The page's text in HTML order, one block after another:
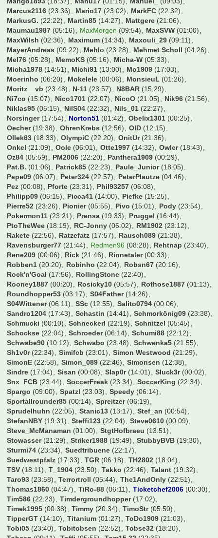
Marcus2116 (23:36) Mario17 (23:02) MarkFC (22:32)
MarkusG. (22:22) Martin85 (14:27) Mattgere (21:06)
Maumau1987 (05:16) MaxMorgen (09:54) MaxSVW (01:00)
MaxWilsh (02:36) Maximum (14:34) Maxouli_29 (09:11)
MayerAndreas (09:22) Mehlo (23:28) Mehmet Scholl (04:26)
Mel76 (05:28) MemoKS (05:16) Micha-W (05:33)
Micha1978 (14:51) Michi91 (13:00) Mo1909 (17:03)
Moerinho (06:20) Mokelele (00:06) MonsieuL (01:26)
Moritz__vb (23:48) N-11 (23:57) N8BAR (15:29)
Ni7co (15:07) Nico1701 (22:07) NicoO (21:05) Nik96 (21:56)
Niklas95 (05:15) NilS04 (22:32) Nils_01 (22:27)
Norsinger(17:54) Norton51 (01:42) Obelix1301 (00:25)
Oecher(19:38) OhrenKrebs (12:56) OlD (12:15)
Ollek63 (18:33) OlympiC (22:20) OnitUr(21:36)
Onkel (21:09) Oole (06:01) Otte1997 (14:32) Owler(18:43)
Oz84 (05:59) PM2006 (22:20) Panthera1909 (00:29)
Pat.B. (01:06) Patrick85 (22:23) Paule_Junior(18:05)
Pepe09 (06:07) Peter324 (22:57) PeterPlautze (04:46)
Pez (00:08) Pforte (23:31) Phil93257 (06:08)
Philipp09 (06:15) Picca41 (14:00) Piefke (15:25)
Pierre52 (23:26) Pionier(05:55) Pivo (15:01) Pody (23:54)
Pokermon11 (23:21) Prensa (19:33) Pruggel (16:44)
PtoTheWee (18:19) RC-Jonny (06:02) RM1902 (23:12)
Rakete (22:56) Ratzefatz (17:57) Rausch089 (21:38)
Ravensburger77 (21:44) Redmen96 (08:28) Rehtnap (23:40)
Rene209 (00:06) Rick (21:46) Rinnetaler(00:33)
Robben1 (20:20) Robinho (22:04) Robsn67 (20:16)
Rock'n'Goal (17:56) RollingStone (22:40)
Rooney1887 (00:20) Rosicky10 (05:57) Rothose1887 (01:13)
Roundhopper53 (03:17) S04Father(14:26)
S04Wittener(06:11) SSc (12:55) Salito0794 (00:06)
Sandro1204 (17:43) Schastin (14:41) Schmorkönig09 (23:38)
Schmucki (00:10) Schneckerl (22:19) Schnitzel (05:45)
Schockse (22:04) Schroeder(06:14) Schumi88 (22:12)
Schwabe90 (10:12) Schwabo (23:48) Schwenka5 (21:55)
Sh1v0r(22:34) Simifcb (23:01) Simon Westwood (21:29)
SimonE (22:58) Simon_089 (22:46) Simonsen (12:38)
Sindre (17:04) Sisan (00:08) Slap0r(14:01) Sluck3r(00:02)
Snx_FCB (23:44) SoccerFreak (23:34) SoccerKing (22:34)
Spargo (09:00) Spatzl (23:03) Speedy (06:14)
Sportallrounder85 (00:14) Spreitzer(06:19)
Sprudelhuhn (22:05) Stanic13 (13:17) Stef_an (00:54)
StefanNBY (19:31) Steffi123 (22:04) Steve0610 (00:09)
Steve_McManaman (01:00) StgtHofbraeu (13:51)
Stowasser(21:29) Striker1988 (19:49) StubbyBVB (19:30)
Sturmi74 (23:34) Suedtribuene (22:17)
Suedwestpfalz (17:33) TGR (06:18) TH2802 (18:04)
TSV (18:11) T_1904 (23:50) Takko (22:46) Talant (19:32)
Taro93 (23:58) Terrortroll (05:44) The1AndOnly (22:51)
Thomas1860 (04:47) TiRo-88 (06:11) Ticketchef2006 (00:30)
Tim586 (22:23) Timdergroundhopper(17:02)
Timek1995 (00:38) Timmy (20:34) TimoStr(05:50)
TipperGT (14:10) Titanium (01:27) ToDo1909 (21:03)
Tobi05 (23:40) Tobitobsen (22:52) Tobse32 (18:20)